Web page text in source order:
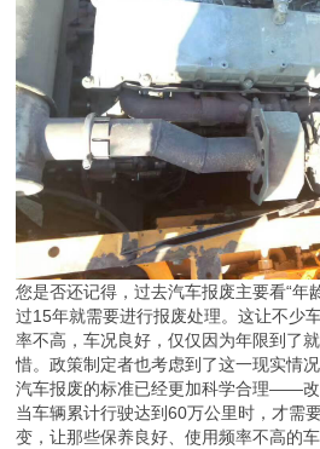
您是否还记得，过去汽车报废主要看“年
过15年就需要进行报废处理。这让不少
率不高，车况良好，仅仅因为年限到了
惜。政策制定者也考虑到了这一现实情
汽车报废的标准已经更加科学合理——改
当车辆累计行驶达到60万公里时，才需
变，让那些保养良好、使用频率不高的